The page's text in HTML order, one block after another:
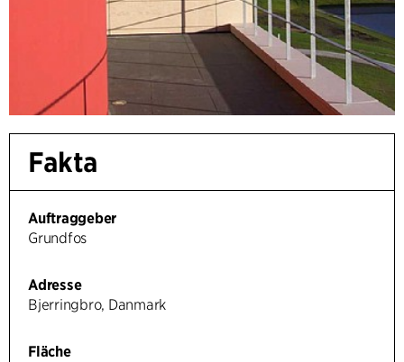
Fakta
Auftraggeber
Grundfos
Adresse
Bjerringbro, Danmark
Fläche